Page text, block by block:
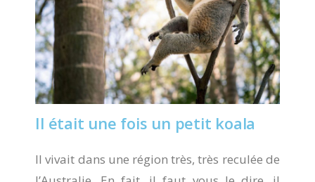
Il était une fois un petit koala
Il vivait dans une région très, très reculée de